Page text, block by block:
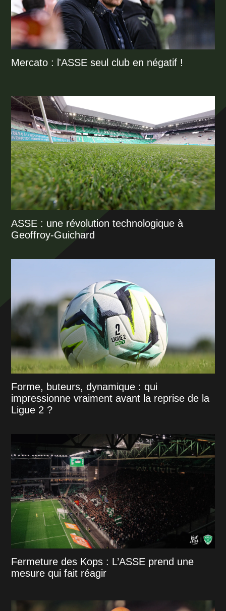
Mercato : l'ASSE seul club en négatif !
ASSE : une révolution technologique à
Geoffroy-Guichard
Forme, buteurs, dynamique : qui
impressionne vraiment avant la reprise de la
Ligue 2 ?
Fermeture des Kops : L’ASSE prend une
mesure qui fait réagir